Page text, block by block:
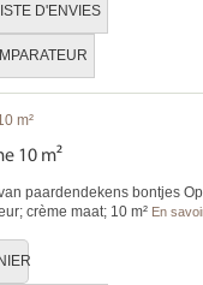
D'ENVIES
10 m²
paardendekens bontjes
crème maat; 10 m² En